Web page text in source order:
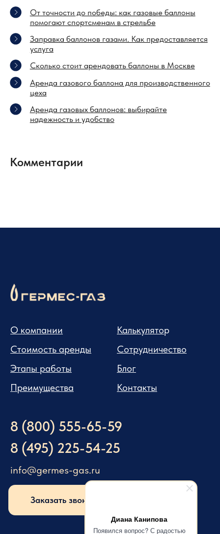
Диана Канипова
Появился вопрос? С радостью
От точности до победы: как газовые баллоны
помогают спортсменам в стрельбе
Заправка баллонов газами. Как предоставляется
услуга
Сколько стоит арендовать баллоны в Москве
Аренда газового баллона для производственного
цеха
Аренда газовых баллонов: выбирайте
надежность и удобство
Комментарии